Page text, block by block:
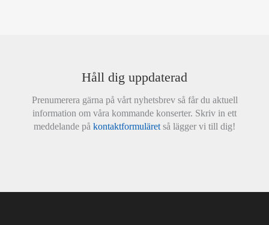
Håll dig uppdaterad
Prenumerera gärna på vårt nyhetsbrev så får du aktuell
information om våra kommande konserter. Skriv in ett
meddelande på kontaktformuläret så lägger vi till dig!